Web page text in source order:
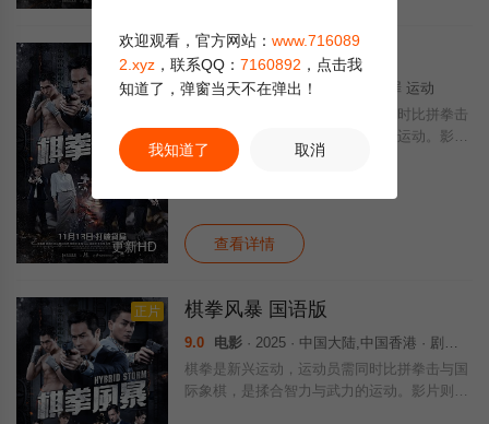
更新HD
棋拳风暴
3.0 电影· 2025 · 大陆 · 剧情 犯罪 运动
棋拳是新兴运动，运动员需同时比拼拳击
与国际象棋，是揉合智力与武力的运动。影片
则以反贪处长和黑帮老大的一盘中国象棋，处
赂海关、利用拳馆打棋拳、走私烟洗黑钱的大
查看详情
正片 棋拳风暴 国语版
9.0 电影 · 2025 · 中国大陆,中国香港 · 剧情 犯罪 运动
棋拳是新兴运动，运动员需同时比拼拳击与国
际象棋，是揉合智力与武力的运动。影片则以
欢迎观看，官方网站： www.716089
2.xyz ，联系QQ： 7160892 ，点击我
知道了，弹窗当天不在弹出！
我知道了 取消